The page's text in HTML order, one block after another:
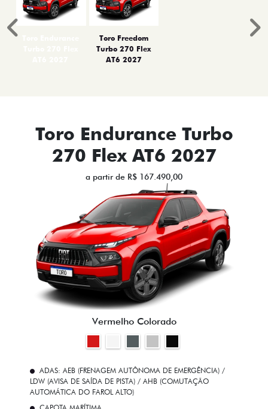
Toro Freedom
Turbo 270 Flex
AT6 2027
Anterior
Toro Endurance Turbo
270 Flex AT6 2027
a partir de R$ 167.490,00
Vermelho Colorado
ADAS: AEB (FRENAGEM AUTÔNOMA DE EMERGÊNCIA) /
LDW (AVISA DE SAÍDA DE PISTA) / AHB (COMUTAÇÃO
AUTOMÁTICA DO FAROL ALTO)